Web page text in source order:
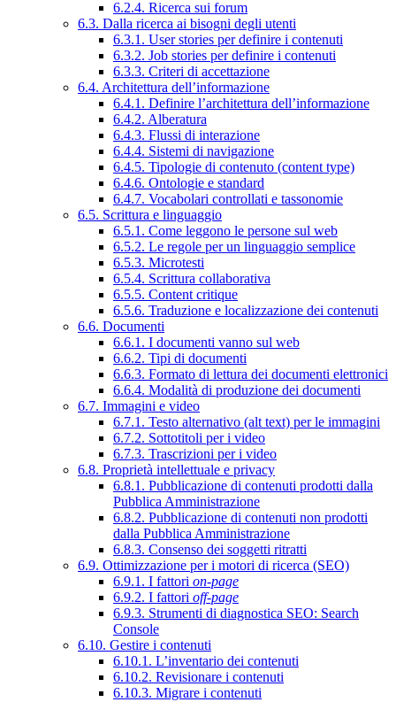
6.2.4. Ricerca sui forum
6.3. Dalla ricerca ai bisogni degli utenti
6.3.1. User stories per definire i contenuti
6.3.2. Job stories per definire i contenuti
6.3.3. Criteri di accettazione
6.4. Architettura dell’informazione
6.4.1. Definire l’architettura dell’informazione
6.4.2. Alberatura
6.4.3. Flussi di interazione
6.4.4. Sistemi di navigazione
6.4.5. Tipologie di contenuto (content type)
6.4.6. Ontologie e standard
6.4.7. Vocabolari controllati e tassonomie
6.5. Scrittura e linguaggio
6.5.1. Come leggono le persone sul web
6.5.2. Le regole per un linguaggio semplice
6.5.3. Microtesti
6.5.4. Scrittura collaborativa
6.5.5. Content critique
6.5.6. Traduzione e localizzazione dei contenuti
6.6. Documenti
6.6.1. I documenti vanno sul web
6.6.2. Tipi di documenti
6.6.3. Formato di lettura dei documenti elettronici
6.6.4. Modalità di produzione dei documenti
6.7. Immagini e video
6.7.1. Testo alternativo (alt text) per le immagini
6.7.2. Sottotitoli per i video
6.7.3. Trascrizioni per i video
6.8. Proprietà intellettuale e privacy
6.8.1. Pubblicazione di contenuti prodotti dalla
Pubblica Amministrazione
6.8.2. Pubblicazione di contenuti non prodotti
dalla Pubblica Amministrazione
6.8.3. Consenso dei soggetti ritratti
6.9. Ottimizzazione per i motori di ricerca (SEO)
6.9.1. I fattori on-page
6.9.2. I fattori off-page
6.9.3. Strumenti di diagnostica SEO: Search
Console
6.10. Gestire i contenuti
6.10.1. L’inventario dei contenuti
6.10.2. Revisionare i contenuti
6.10.3. Migrare i contenuti